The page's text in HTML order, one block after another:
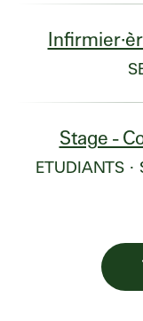
Stage -
ETUDIANTS ·